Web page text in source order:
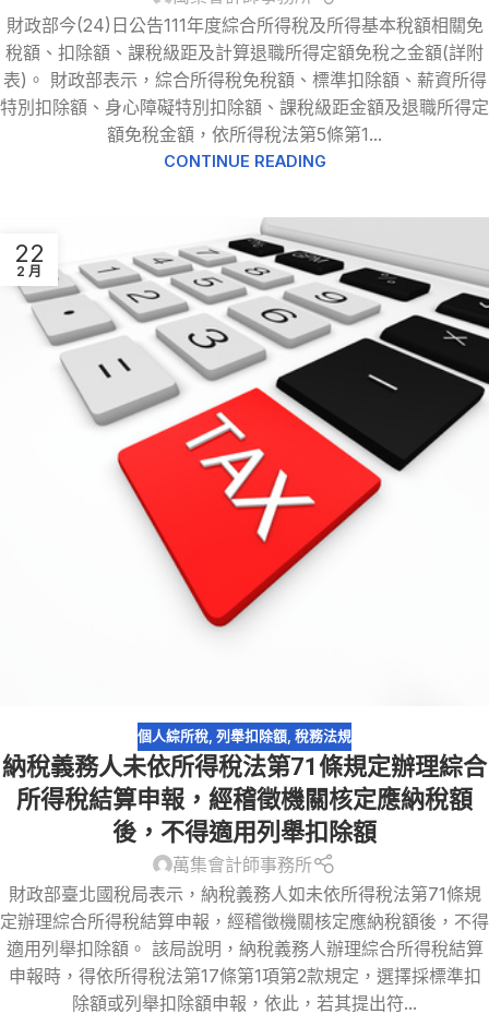
財政部今(24)日公告111年度綜合所得稅及所得基本稅額相關免
稅額、扣除額、課稅級距及計算退職所得定額免稅之金額(詳附
表)。 財政部表示，綜合所得稅免稅額、標準扣除額、薪資所得
特別扣除額、身心障礙特別扣除額、課稅級距金額及退職所得定
額免稅金額，依所得稅法第5條第1...
CONTINUE READING
22
2 月
個人綜所稅, 列舉扣除額, 稅務法規
納稅義務人未依所得稅法第71條規定辦理綜合
所得稅結算申報，經稽徵機關核定應納稅額
後，不得適用列舉扣除額
萬集會計師事務所
財政部臺北國稅局表示，納稅義務人如未依所得稅法第71條規
定辦理綜合所得稅結算申報，經稽徵機關核定應納稅額後，不得
適用列舉扣除額。 該局說明，納稅義務人辦理綜合所得稅結算
申報時，得依所得稅法第17條第1項第2款規定，選擇採標準扣
除額或列舉扣除額申報，依此，若其提出符...